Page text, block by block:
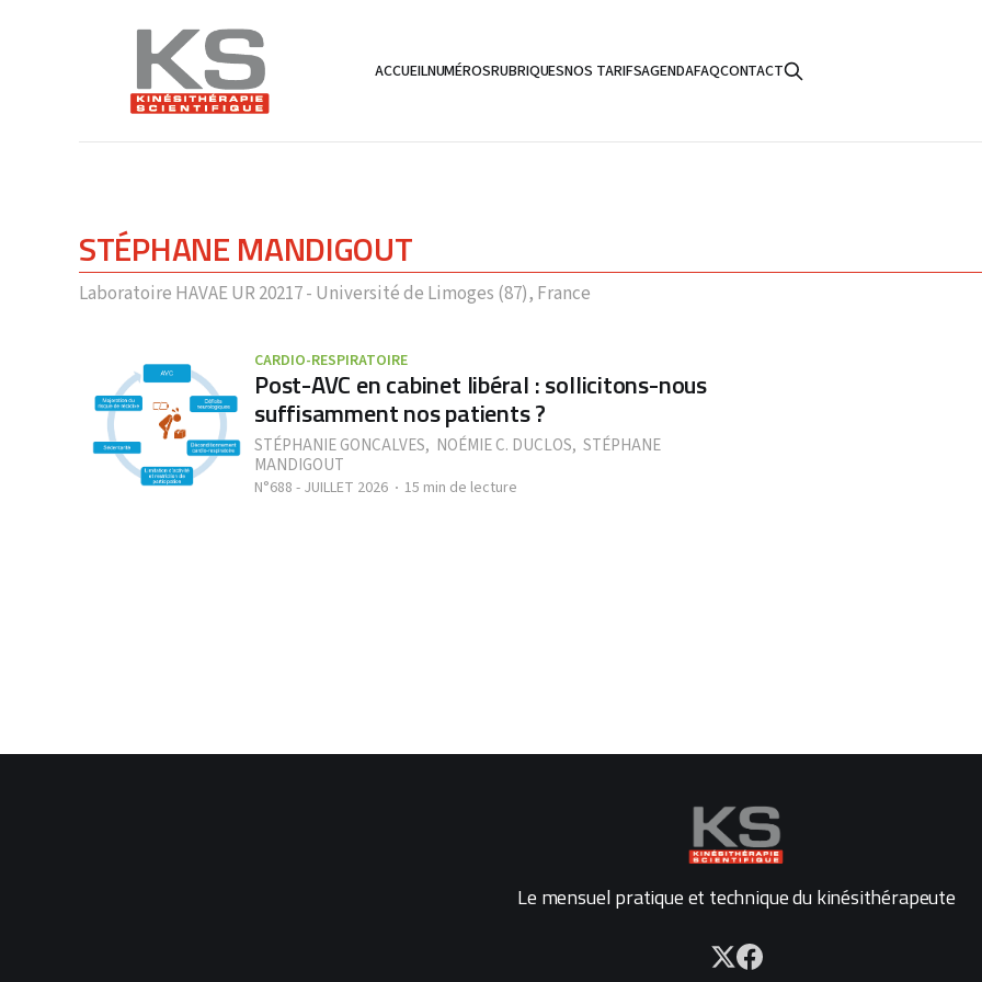
ACCUEILNUMÉROSRUBRIQUESNOS TARIFSAGENDAFAQCONTACT
STÉPHANE MANDIGOUT
Laboratoire HAVAE UR 20217 - Université de Limoges (87), France
CARDIO-RESPIRATOIRE
Post-AVC en cabinet libéral : sollicitons-nous
suffisamment nos patients ?
STÉPHANIE GONCALVES, NOÉMIE C. DUCLOS, STÉPHANE
MANDIGOUT
N°688 - JUILLET 2026 15 min de lecture
Le mensuel pratique et technique du kinésithérapeute